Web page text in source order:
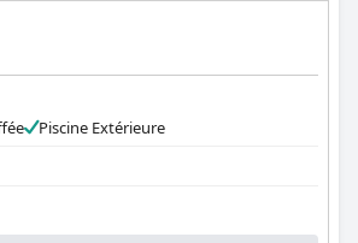
d'Annecy. Malgré quelques problèmes de
chauffée reste un élément central
l'hôtel, louée pour son ambiance générale
Piscine Extérieure